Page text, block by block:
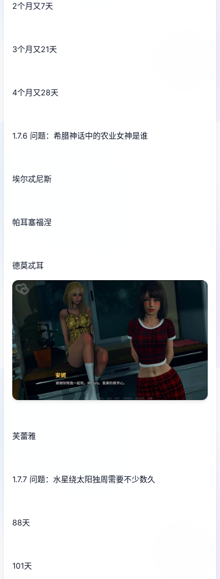
2个月又7天
3个月又21天
4个月又28天
1.7.6 问题：希腊神话中的农业女神是谁
埃尔忒尼斯
帕耳塞福涅
德莫忒耳
芙蕾雅
1.7.7 问题：水星绕太阳独周需要不少数久
88天
101天